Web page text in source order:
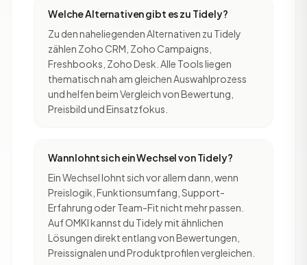
Welche Alternativen gibt es zu Tidely?
Zu den naheliegenden Alternativen zu Tidely
zählen Zoho CRM, Zoho Campaigns,
Freshbooks, Zoho Desk. Alle Tools liegen
thematisch nah am gleichen Auswahlprozess
und helfen beim Vergleich von Bewertung,
Preisbild und Einsatzfokus.
Wann lohnt sich ein Wechsel von Tidely?
Ein Wechsel lohnt sich vor allem dann, wenn
Preislogik, Funktionsumfang, Support-
Erfahrung oder Team-Fit nicht mehr passen.
Auf OMKI kannst du Tidely mit ähnlichen
Lösungen direkt entlang von Bewertungen,
Preissignalen und Produktprofilen vergleichen.